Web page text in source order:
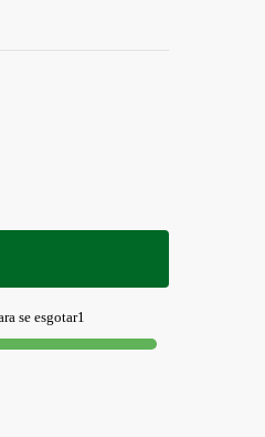
se esgotar1